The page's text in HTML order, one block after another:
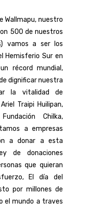
Wallmapu, nuestro
500 de nuestros
vamos a ser los
Hemisferio Sur en
récord mundial,
dignificar nuestra
la vitalidad de
Traipi Huilipan,
Chilka,
a empresas
a donar a esta
de donaciones
que quieran
El día del
por millones de
el mundo a traves